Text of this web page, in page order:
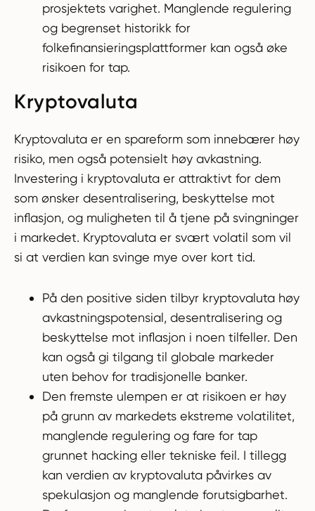
prosjektets varighet. Manglende regulering
og begrenset historikk for
folkefinansieringsplattformer kan også øke
risikoen for tap.
Kryptovaluta
Kryptovaluta er en spareform som innebærer høy
risiko, men også potensielt høy avkastning.
Investering i kryptovaluta er attraktivt for dem
som ønsker desentralisering, beskyttelse mot
inflasjon, og muligheten til å tjene på svingninger
i markedet. Kryptovaluta er svært volatil som vil
si at verdien kan svinge mye over kort tid.
På den positive siden tilbyr kryptovaluta høy
avkastningspotensial, desentralisering og
beskyttelse mot inflasjon i noen tilfeller. Den
kan også gi tilgang til globale markeder
uten behov for tradisjonelle banker.
Den fremste ulempen er at risikoen er høy
på grunn av markedets ekstreme volatilitet,
manglende regulering og fare for tap
grunnet hacking eller tekniske feil. I tillegg
kan verdien av kryptovaluta påvirkes av
spekulasjon og manglende forutsigbarhet.